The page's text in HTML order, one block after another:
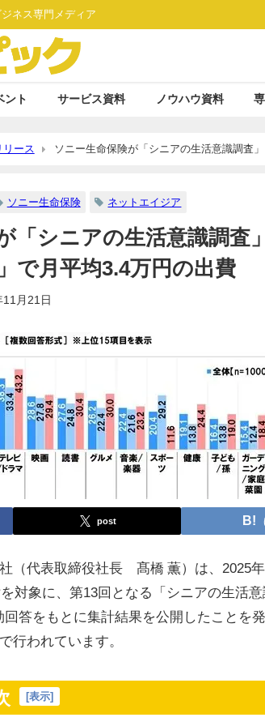
ネス専門メディア
ント サービス資料 ノウハウ資料
ース
ソニー生命保険が「シニアの生活意識調査
ソニー生命保険 ネットエイジア
「シニアの生活意識調査
で月平均3.4万円の出費
11月21日
post
（代表取締役社長 髙橋 薫）は、2025
を対象に、第13回となる「シニアの生活
回答をもとに集計結果を公開したことを
行われています。
[表示]